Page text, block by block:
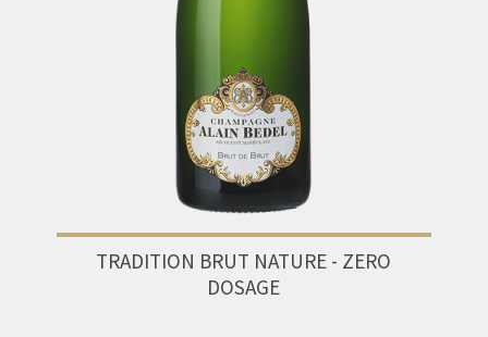
TRADITION BRUT NATURE - ZERO
DOSAGE